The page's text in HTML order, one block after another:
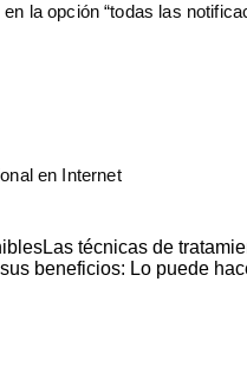
en la opción “todas las
en Internet